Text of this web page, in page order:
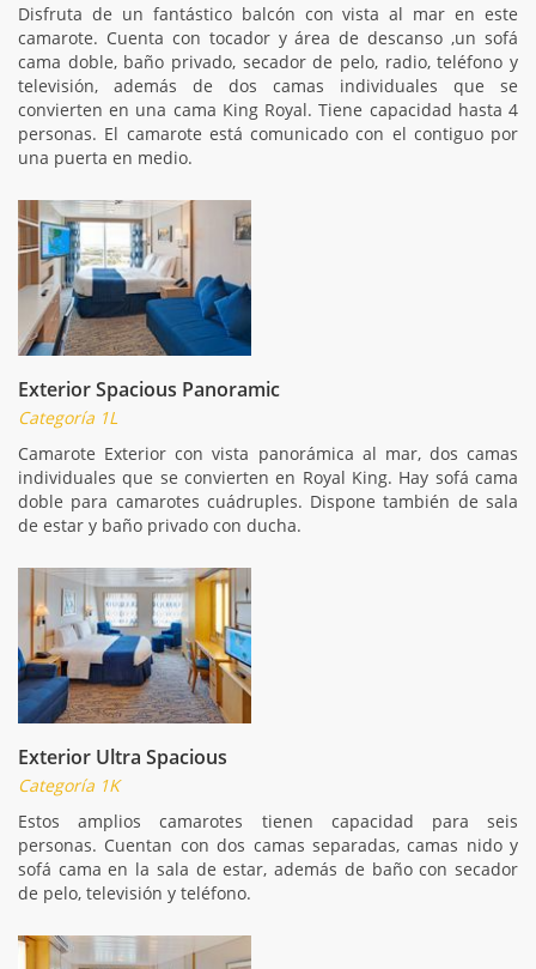
Disfruta de un fantástico balcón con vista al mar en este
camarote. Cuenta con tocador y área de descanso ,un sofá
cama doble, baño privado, secador de pelo, radio, teléfono y
televisión, además de dos camas individuales que se
convierten en una cama King Royal. Tiene capacidad hasta 4
personas. El camarote está comunicado con el contiguo por
una puerta en medio.
Exterior Spacious Panoramic
Categoría 1L
Camarote Exterior con vista panorámica al mar, dos camas
individuales que se convierten en Royal King. Hay sofá cama
doble para camarotes cuádruples. Dispone también de sala
de estar y baño privado con ducha.
Exterior Ultra Spacious
Categoría 1K
Estos amplios camarotes tienen capacidad para seis
personas. Cuentan con dos camas separadas, camas nido y
sofá cama en la sala de estar, además de baño con secador
de pelo, televisión y teléfono.